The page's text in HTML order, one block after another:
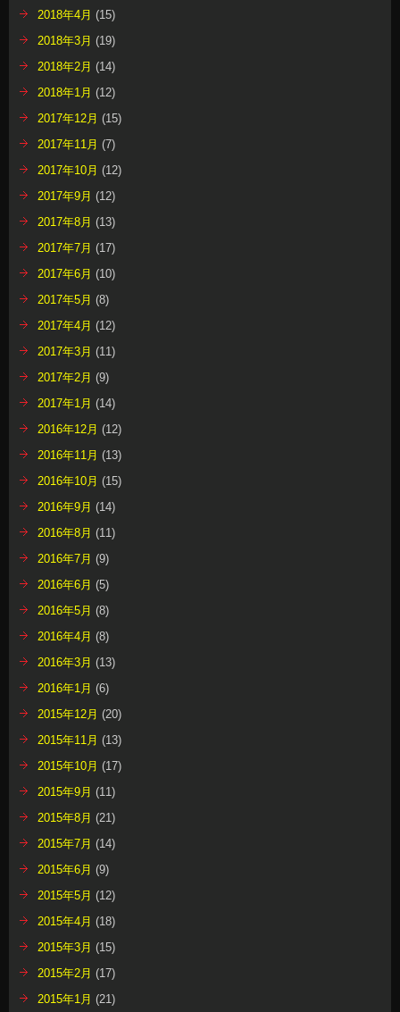
2018年4月 (15)
2018年3月 (19)
2018年2月 (14)
2018年1月 (12)
2017年12月 (15)
2017年11月 (7)
2017年10月 (12)
2017年9月 (12)
2017年8月 (13)
2017年7月 (17)
2017年6月 (10)
2017年5月 (8)
2017年4月 (12)
2017年3月 (11)
2017年2月 (9)
2017年1月 (14)
2016年12月 (12)
2016年11月 (13)
2016年10月 (15)
2016年9月 (14)
2016年8月 (11)
2016年7月 (9)
2016年6月 (5)
2016年5月 (8)
2016年4月 (8)
2016年3月 (13)
2016年1月 (6)
2015年12月 (20)
2015年11月 (13)
2015年10月 (17)
2015年9月 (11)
2015年8月 (21)
2015年7月 (14)
2015年6月 (9)
2015年5月 (12)
2015年4月 (18)
2015年3月 (15)
2015年2月 (17)
2015年1月 (21)